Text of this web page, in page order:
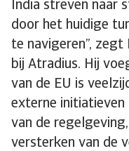
India streven naar
door het huidige
te navigeren”,
bij Atradius. Hij
van de EU is
externe initiatieven
van de
versterken van de